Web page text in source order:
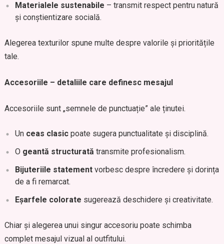
Materialele sustenabile – transmit respect pentru natură
și conștientizare socială.
Alegerea texturilor spune multe despre valorile și prioritățile
tale.
Accesoriile – detaliile care definesc mesajul
Accesoriile sunt „semnele de punctuație” ale ținutei.
Un ceas clasicpoate sugera punctualitate și disciplină.
O geantă structurată transmite profesionalism.
Bijuteriile statementvorbesc despre încredere și dorința
de a fi remarcat.
Eșarfele colorate sugerează deschidere și creativitate.
Chiar și alegerea unui singur accesoriu poate schimba
complet mesajul vizual al outfitului.